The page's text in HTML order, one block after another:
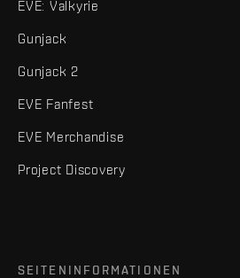
EVE: Valkyrie
Gunjack
Gunjack 2
EVE Fanfest
EVE Merchandise
Project Discovery
SEITENINFORMATIONEN